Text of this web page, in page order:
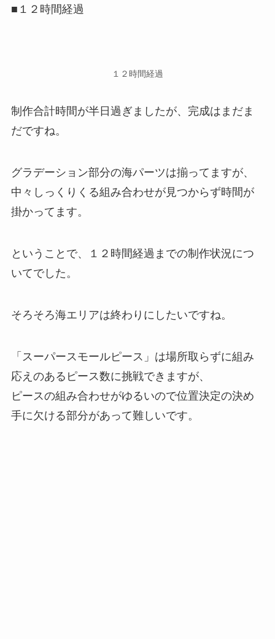
■１２時間経過
１２時間経過
制作合計時間が半日過ぎましたが、完成はまだま
だですね。
グラデーション部分の海パーツは揃ってますが、
中々しっくりくる組み合わせが見つからず時間が
掛かってます。
ということで、１２時間経過までの制作状況につ
いてでした。
そろそろ海エリアは終わりにしたいですね。
「スーパースモールピース」は場所取らずに組み
応えのあるピース数に挑戦できますが、
ピースの組み合わせがゆるいので位置決定の決め
手に欠ける部分があって難しいです。